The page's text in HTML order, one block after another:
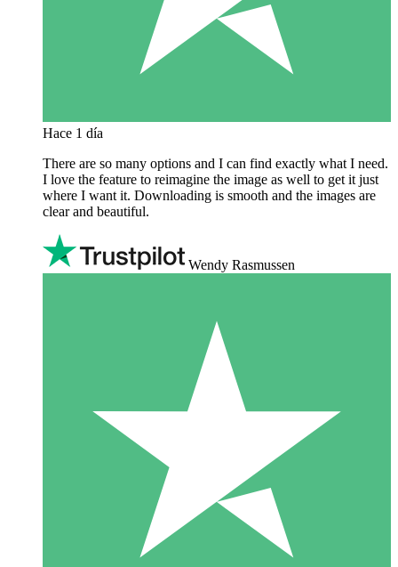
Hace 1 día
There are so many options and I can find exactly what I need.
I love the feature to reimagine the image as well to get it just
where I want it. Downloading is smooth and the images are
clear and beautiful.
Wendy Rasmussen